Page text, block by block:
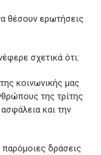
θέσουν ερωτήσεις
σχετικά ότι:
κοινωνικής μας
της τρίτης
και την
δράσεις